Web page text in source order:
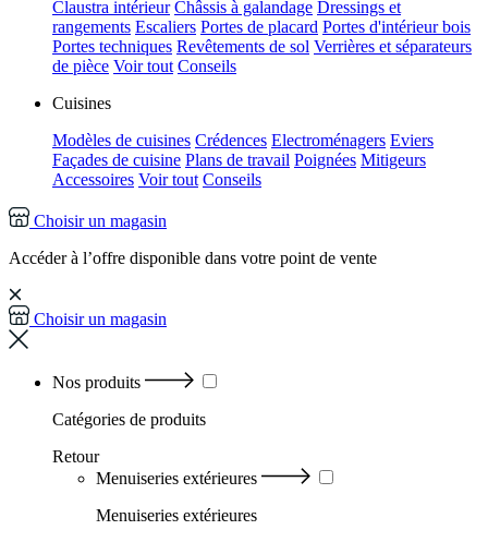
Claustra intérieur Châssis à galandage Dressings et
rangements Escaliers Portes de placard Portes d'intérieur bois
Portes techniques Revêtements de sol Verrières et séparateurs
de pièce Voir tout Conseils
Cuisines
Modèles de cuisines Crédences Electroménagers Eviers
Façades de cuisine Plans de travail Poignées Mitigeurs
Accessoires Voir tout Conseils
Choisir un magasin
Accéder à l’offre disponible dans votre point de vente
Choisir un magasin
Nos produits
Catégories de produits
Retour
Menuiseries extérieures
Menuiseries extérieures